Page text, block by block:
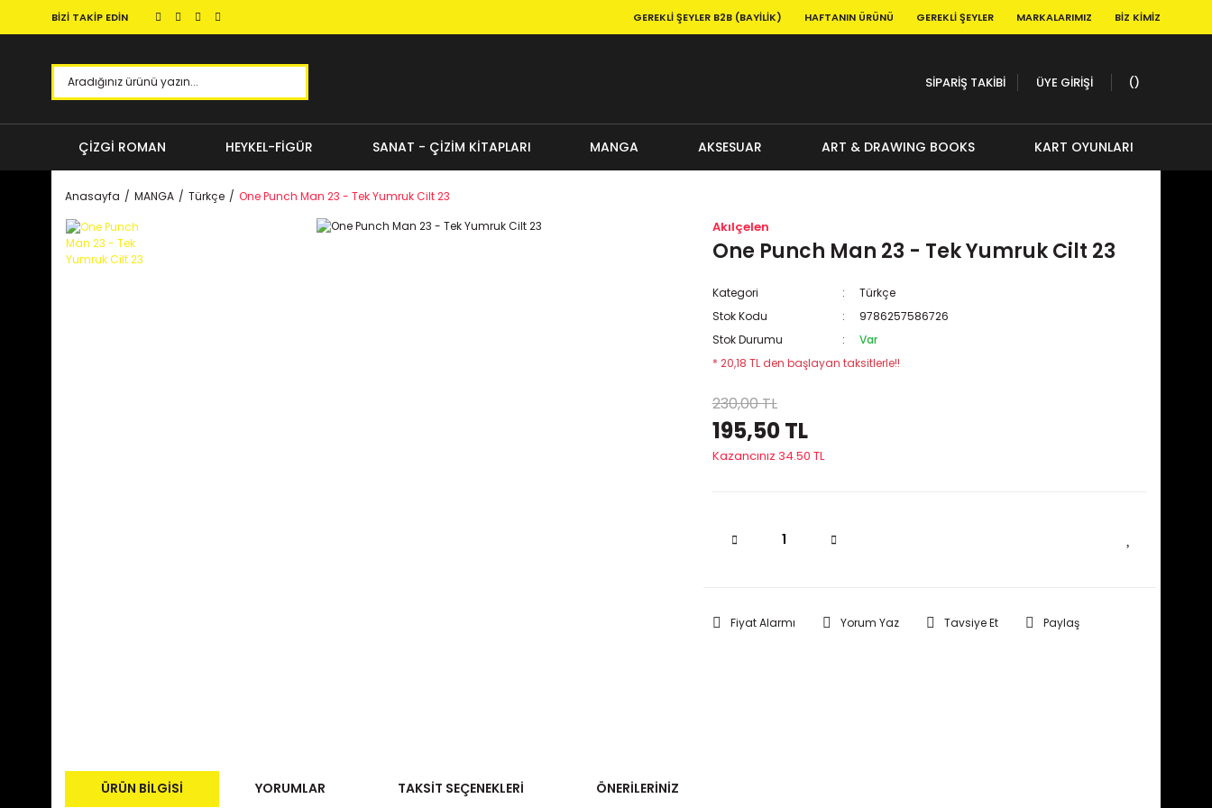
BİZİ TAKİP EDİN GEREKLI ŞEYLER B2B (BAYILIK) HAFTANIN ÜRÜNÜ GEREKLI ŞEYLER MARKALARIMIZ BIZ KIMIZ
SİPARİŞ TAKİBİ ÜYE GİRİŞİ
ÇİZGİ ROMAN HEYKEL-FİGÜR SANAT - ÇİZİM KİTAPLARI MANGA AKSESUAR ART & DRAWING BOOKS KART OYUNLARI
Anasayfa MANGA Türkçe One Punch Man 23 - Tek Yumruk Cilt 23
Akılçelen
One Punch Man 23 - Tek Yumruk Cilt 23
Kategori
Türkçe
Stok Kodu
9786257586726
Stok Durumu
Var
* 20,18 TL den başlayan taksitlerle!!
230,00 TL
195,50 TL
Kazancınız 34.50 TL
Fiyat Alarmı Yorum Yaz Tavsiye Et Paylaş
ÜRÜN BILGISI YORUMLAR TAKSIT SEÇENEKLERI ÖNERILERINIZ